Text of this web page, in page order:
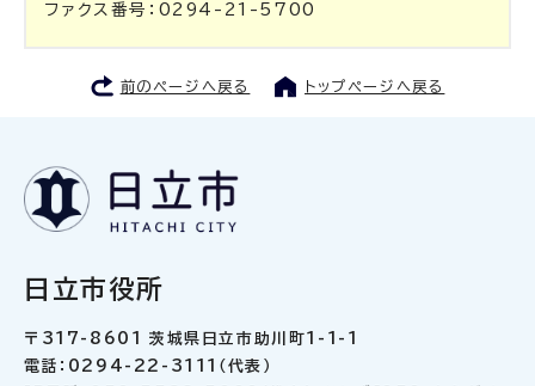
ファクス番号：0294-21-5700
前のページへ戻る トップページへ戻る
日立市役所
〒317-8601 茨城県日立市助川町1-1-1
電話：0294-22-3111（代表）